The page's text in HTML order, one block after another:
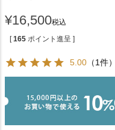
¥16,500税込
[ 165 ポイント進呈 ]
5.00 （1件）